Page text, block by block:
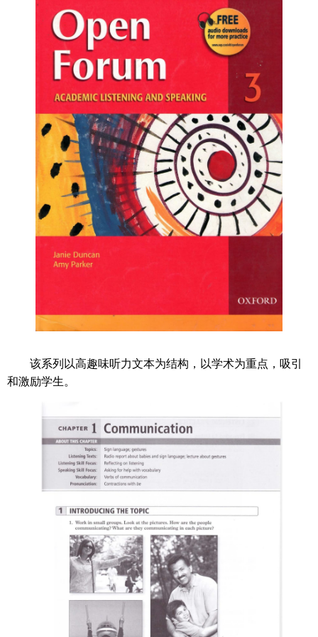
该系列以高趣味听力文本为结构，以学术为重点，吸引
和激励学生。